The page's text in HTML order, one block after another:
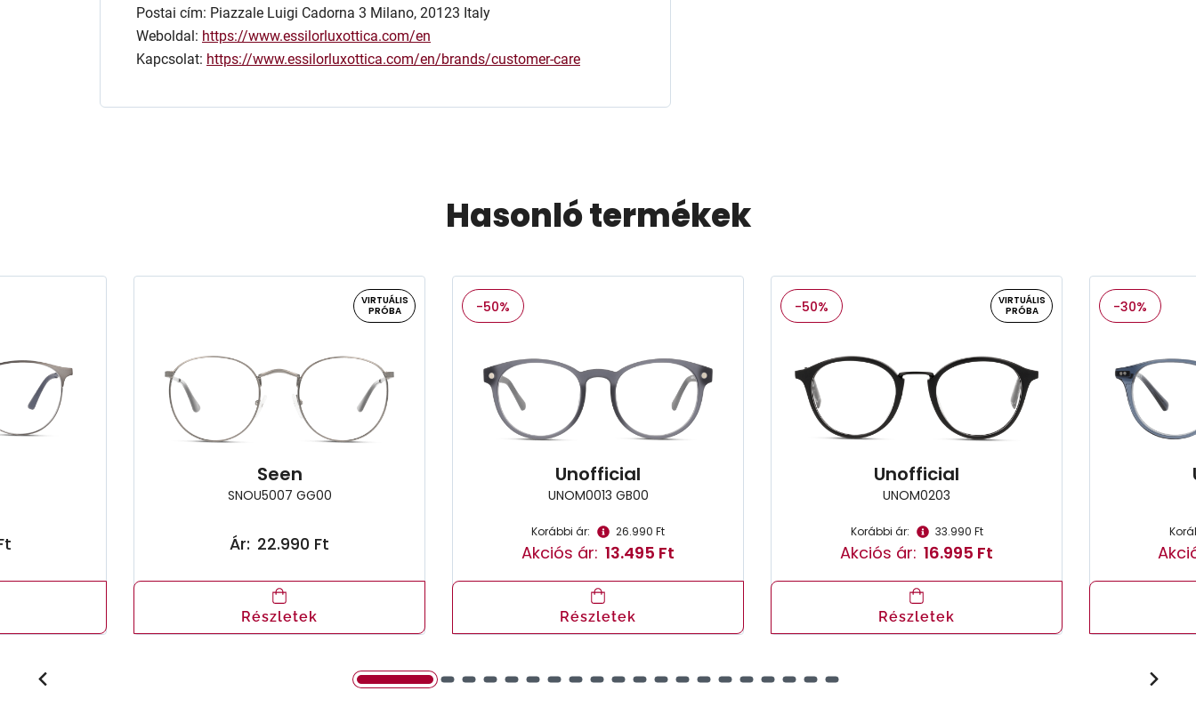
Postai cím: Piazzale Luigi Cadorna 3 Milano, 20123 Italy
Weboldal: https://www.essilorluxottica.com/en
Kapcsolat: https://www.essilorluxottica.com/en/brands/customer-care
Hasonló termékek
VIRTUÁLIS
PRÓBA
Seen
SNOU5007 GG00
Ár: 22.990 Ft
Részletek
-50%
Unofficial
UNOM0013 GB00
Korábbi ár: 26.990 Ft
Akciós ár: 13.495 Ft
Részletek
-50%
VIRTUÁLIS
PRÓBA
Unofficial
UNOM0203
Korábbi ár: 33.990 Ft
Akciós ár: 16.995 Ft
Részletek
-30%